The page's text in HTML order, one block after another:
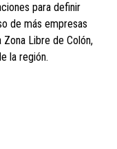
para definir
de más empresas
Libre de Colón,
la región.